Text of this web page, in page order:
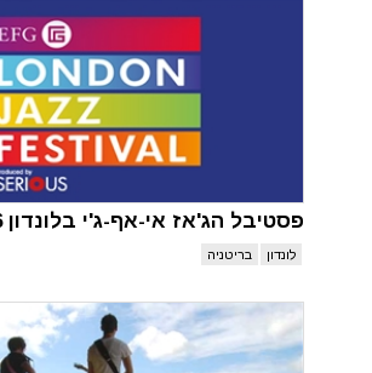
פסטיבל הג'אז אי-אף-ג'י בלונדון 2026
לונדון בריטניה